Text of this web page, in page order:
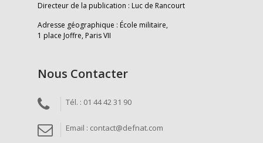
Directeur de la publication : Luc de Rancourt
Adresse géographique : École militaire,
1 place Joffre, Paris VII
Nous Contacter
Tél. : 01 44 42 31 90
Email : contact@defnat.com